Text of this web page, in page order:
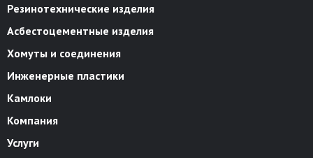
Резинотехнические изделия
Асбестоцементные изделия
Хомуты и соединения
Инженерные пластики
Камлоки
Компания
Услуги